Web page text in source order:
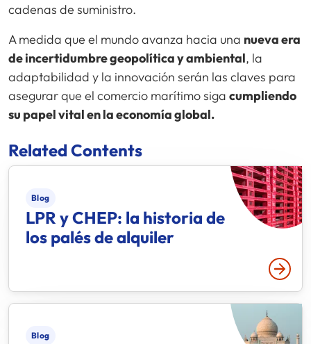
cadenas de suministro.
A medida que el mundo avanza hacia una nueva era
de incertidumbre geopolítica y ambiental, la
adaptabilidad y la innovación serán las claves para
asegurar que el comercio marítimo siga cumpliendo
su papel vital en la economía global.
Related Contents
Blog
LPR y CHEP: la historia de
los palés de alquiler
Leer
Blog